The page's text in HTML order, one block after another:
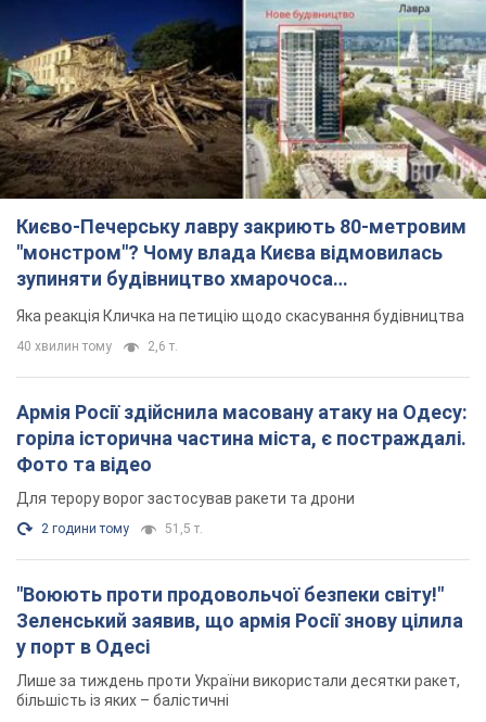
Києво-Печерську лавру закриють 80-метровим
"монстром"? Чому влада Києва відмовилась
зупиняти будівництво хмарочоса
"московського вірянина"
Яка реакція Кличка на петицію щодо скасування будівництва
40 хвилин тому 2,6 т.
Армія Росії здійснила масовану атаку на Одесу:
горіла історична частина міста, є постраждалі.
Фото та відео
Для терору ворог застосував ракети та дрони
2 години тому 51,5 т.
"Воюють проти продовольчої безпеки світу!"
Зеленський заявив, що армія Росії знову цілила
у порт в Одесі
Лише за тиждень проти України використали десятки ракет,
більшість із яких – балістичні